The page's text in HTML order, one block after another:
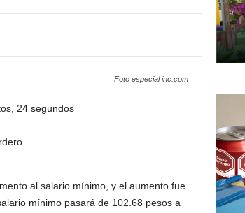
Foto especial inc.com
24 segundos
al salario mínimo, y el aumento fue
mínimo pasará de 102.68 pesos a